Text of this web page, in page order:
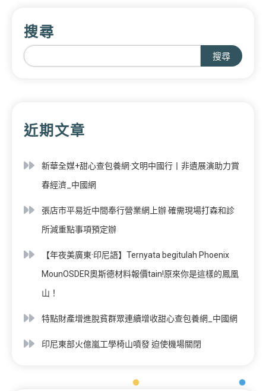
搜尋
搜尋
近期文章
新華全媒+甜心查包養網·文明中國行丨非遺展演助力賞
春經濟_中國網
張店市平易近中間奉行營業網上辦 確需現場打森和診
所減重點事項預定辦
【年夜美廣東·印尼語】Ternyata begitulah Phoenix
MounOSDER奧斯德材料報價tain!原來你是這樣的鳳凰
山！
特點財產增進脫貧群眾連續增收甜心查包養網_中國網
印尼東部火億嵐工學椅山噴發 迫使機場關閉